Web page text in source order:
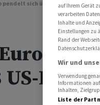
pendelt sich über 1,08 US-Dollar
US-
auf Ihrem Gerät
verarbeiten
Inhalte und
Einstellungen zu
Rand der
Wir und
Verwendung
Informationen
Inhalten,
Liste der